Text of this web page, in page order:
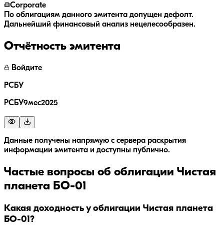
Corporate
По облигациям данного эмитента допущен дефолт.
Дальнейший финансовый анализ нецелесообразен.
Отчётность эмитента
Войдите
РСБУ
РСБУ9мес2025
Данные получены напрямую с сервера раскрытия
информации эмитента и доступны публично.
Частые вопросы об облигации Чистая
планета БО-01
Какая доходность у облигации Чистая планета
БО-01?